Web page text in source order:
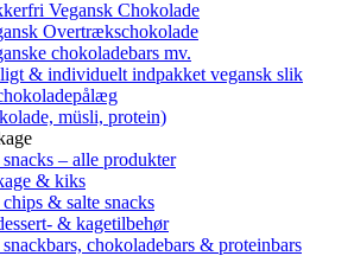
Vegansk Chokolade
Overtrækschokolade
chokoladebars mv.
& individuelt indpakket vegansk slik
müsli, protein)
snacks – alle produkter
& kiks
& salte snacks
& kagetilbehør
snackbars, chokoladebars & proteinbars